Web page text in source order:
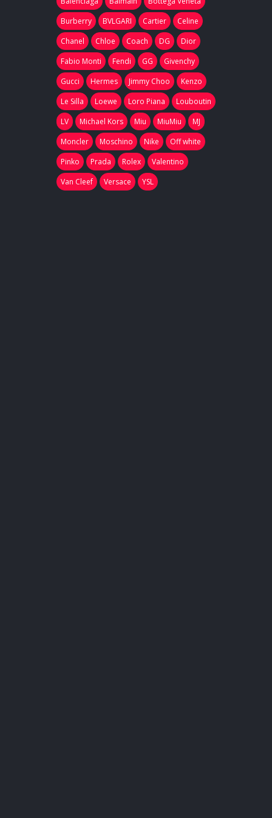
Burberry
BVLGARI Cartier
Celine
Chanel
Chloe Coach DG
Dior
Fabio Monti
Fendi GG
Givenchy
Gucci
Hermes Jimmy Choo
Kenzo
Le Silla
Loewe Loro Piana
Louboutin
LV
Michael Kors Miu MiuMiu
MJ
Moncler
Moschino Nike
Off white
Pinko
Prada Rolex
Valentino
Van Cleef
Versace YSL